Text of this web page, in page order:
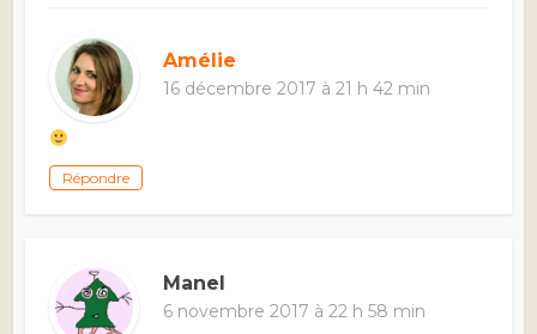
Amélie
16 décembre 2017 à 21 h 42 min
Répondre
Manel
6 novembre 2017 à 22 h 58 min